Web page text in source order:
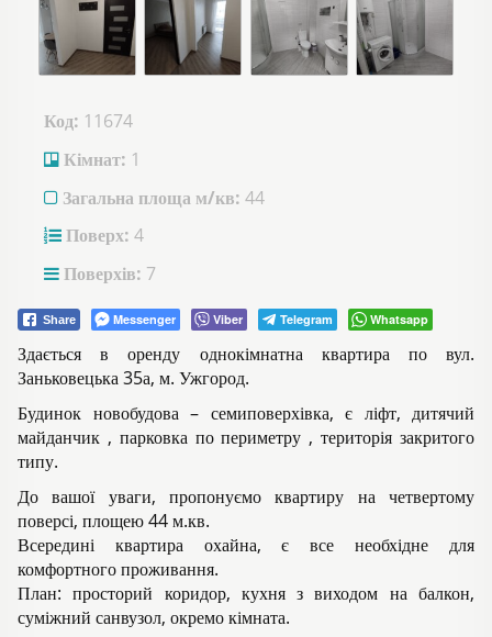
Код: 11674
Кімнат: 1
Загальна площа м/кв: 44
Поверх: 4
Поверхів: 7
Share Messenger Viber Telegram Whatsapp
Здається в оренду однокімнатна квартира по вул.
Заньковецька 35а, м. Ужгород.
Будинок новобудова – семиповерхівка, є ліфт, дитячий
майданчик , парковка по периметру , територія закритого
типу.
До вашої уваги, пропонуємо квартиру на четвертому
поверсі, площею 44 м.кв.
Всередині квартира охайна, є все необхідне для
комфортного проживання.
План: просторий коридор, кухня з виходом на балкон,
суміжний санвузол, окремо кімната.